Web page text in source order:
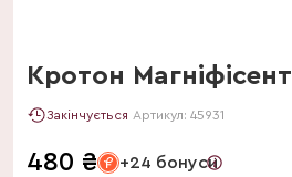
Кротон Магніфісент
Закінчується Артикул: 45931
480 ₴ +24 бонуси